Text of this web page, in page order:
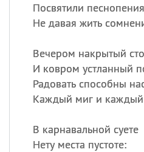
Посвятили
Не давая жить
Вечером накрытый
И ковром устланный
Радовать способны
Каждый миг и каждый
В карнавальной суете
Нету места пустоте: